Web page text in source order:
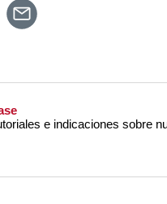
e indicaciones sobre